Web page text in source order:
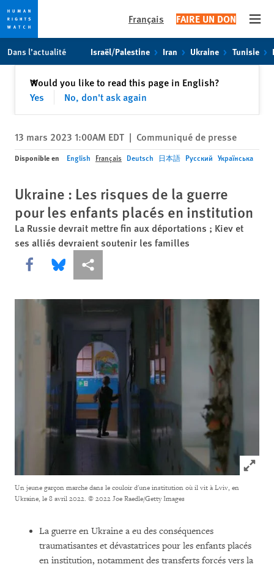
toto
content
Français FAIRE UN DON
Dans l’actualité Israël/Palestine Iran Ukraine Tunisie
Would you like to read this page in English?
Yes
No, don't ask again
✕Fermer
13 mars 2023 1:00AM EDT | Communiqué de presse
Disponible en English Français Deutsch 日本語 Русский Українська
Ukraine : Les risques de la guerre
pour les enfants placés en institution
La Russie devrait mettre fin aux déportations ; Kiev et
ses alliés devraient soutenir les familles
Share this via Facebook
Share this via Bluesky
Share this via Partagez
Click
Un jeune garçon marche dans le couloir d'une institution où il vit à Lviv, en
Ukraine, le 8 avril 2022. © 2022 Joe Raedle/Getty Images
La guerre en Ukraine a eu des conséquences
traumatisantes et dévastatrices pour les enfants placés
en institution, notamment des transferts forcés vers la